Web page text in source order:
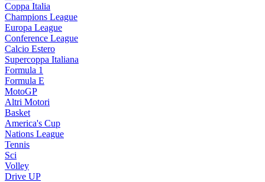
Coppa Italia
Champions League
Europa League
Conference League
Calcio Estero
Supercoppa Italiana
Formula 1
Formula E
MotoGP
Altri Motori
Basket
America's Cup
Nations League
Tennis
Sci
Volley
Drive UP